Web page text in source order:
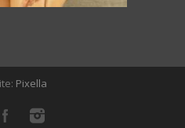
Pixella